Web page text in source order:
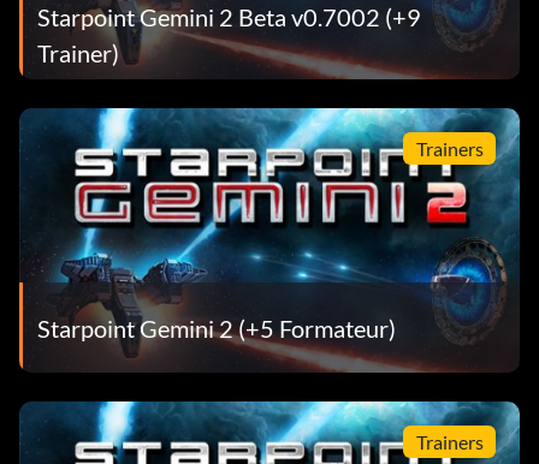
Starpoint Gemini 2 Beta v0.7002 (+9
Trainer)
Trainers
Starpoint Gemini 2 (+5 Formateur)
Trainers